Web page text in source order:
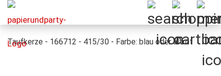
Taufkerze - 166712 - 415/30 - Farbe: blau oder altrot